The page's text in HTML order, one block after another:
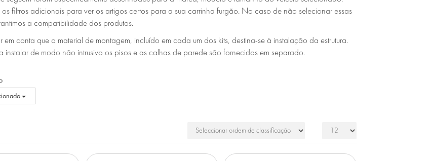
filtros adicionais para ver os artigos certos para a sua carrinha furgão. No caso de não selecionar essas
a compatibilidade dos produtos.
em conta que o material de montagem, incluído em cada um dos kits, destina-se à instalação da estrutura.
instalar de modo não intrusivo os pisos e as calhas de parede são fornecidos em separado.